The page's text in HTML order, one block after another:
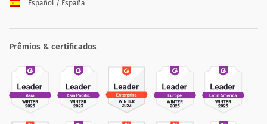
Español / España
Prêmios & certificados